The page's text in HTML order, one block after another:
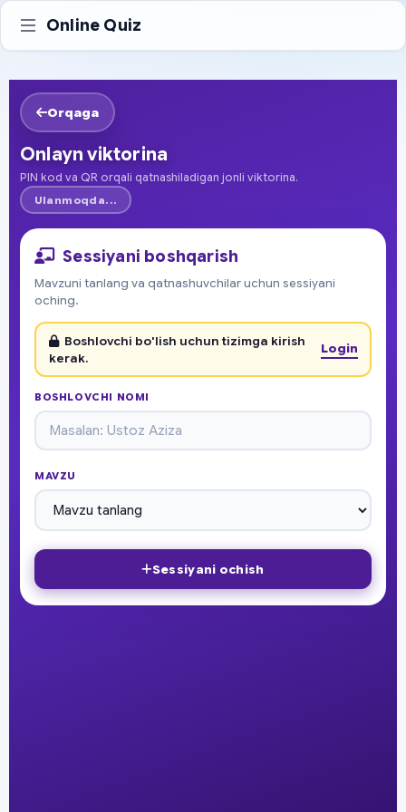
Online Quiz
Orqaga
Onlayn viktorina
PIN kod va QR orqali qatnashiladigan jonli viktorina.
Ulanmoqda...
Sessiyani boshqarish
Mavzuni tanlang va qatnashuvchilar uchun sessiyani
oching.
Boshlovchi bo'lish uchun tizimga kirish
kerak.
Login
BOSHLOVCHI NOMI
MAVZU
Sessiyani ochish